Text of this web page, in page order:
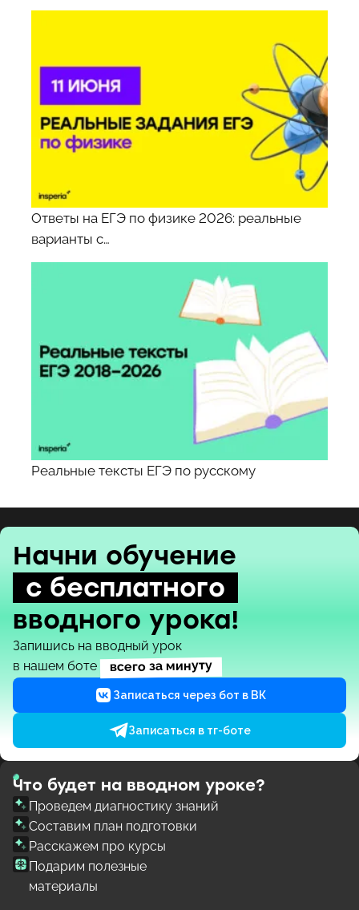
Ответы на ЕГЭ по физике 2026: реальные
варианты с…
Реальные тексты ЕГЭ по русскому
Начни обучение
с бесплатного
вводного урока!
Запишись на вводный урок
в нашем боте
всего за минуту
Записаться через бот в ВК
Записаться в тг-боте
Что будет на вводном уроке?
Проведем диагностику знаний
Составим план подготовки
Расскажем про курсы
Подарим полезные
материалы